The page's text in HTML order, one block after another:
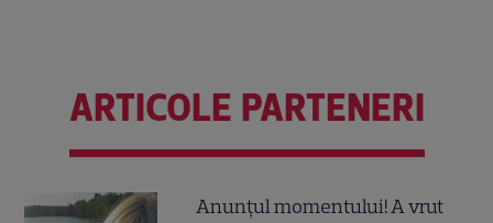
ARTICOLE PARTENERI
Anunțul momentului! A vrut